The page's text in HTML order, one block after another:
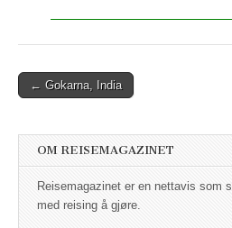
Post navigation
← Gokarna, India
OM REISEMAGAZINET
Reisemagazinet er en nettavis som
med reising å gjøre.